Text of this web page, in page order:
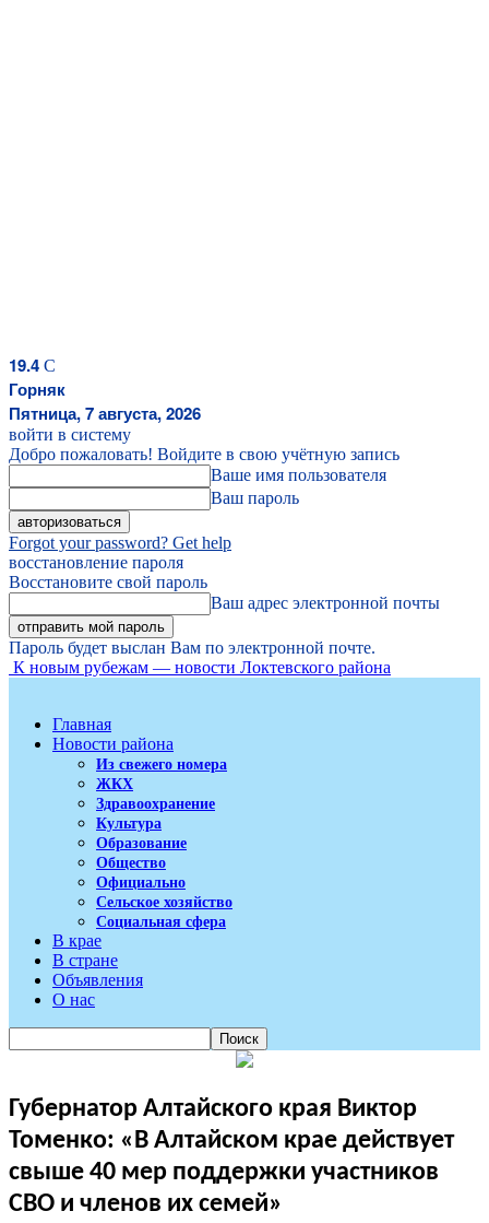
19.4 C
Горняк
Пятница, 7 августа, 2026
войти в систему
Добро пожаловать! Войдите в свою учётную запись
Ваше имя пользователя
Ваш пароль
Forgot your password? Get help
восстановление пароля
Восстановите свой пароль
Ваш адрес электронной почты
Пароль будет выслан Вам по электронной почте.
К новым рубежам — новости Локтевского района
Главная
Новости района
Из свежего номера
ЖКХ
Здравоохранение
Культура
Образование
Общество
Официально
Сельское хозяйство
Социальная сфера
В крае
В стране
Объявления
О нас
Губернатор Алтайского края Виктор
Томенко: «В Алтайском крае действует
свыше 40 мер поддержки участников
СВО и членов их семей»